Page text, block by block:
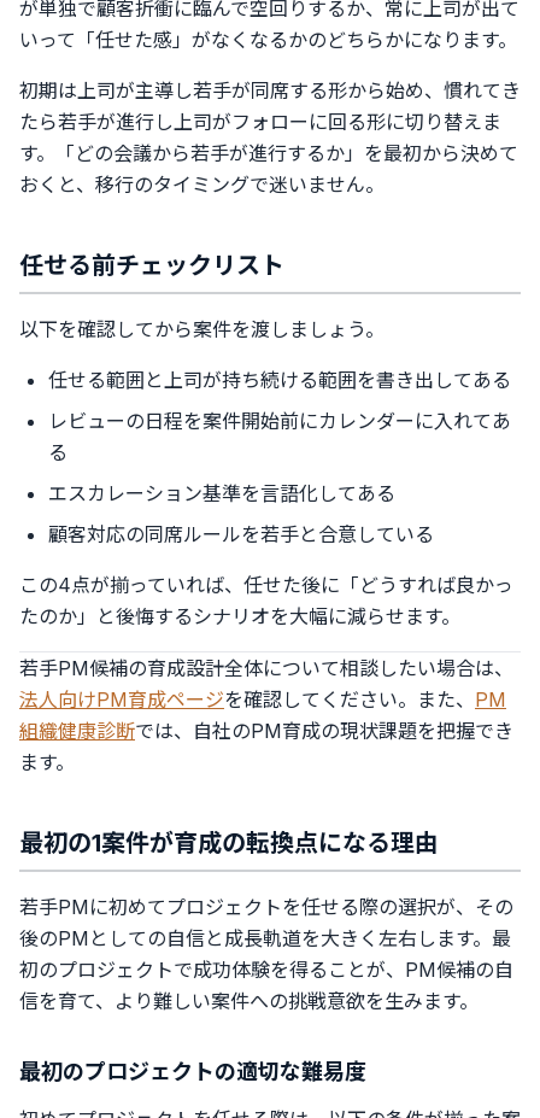
が単独で顧客折衝に臨んで空回りするか、常に上司が出て
いって「任せた感」がなくなるかのどちらかになります。
初期は上司が主導し若手が同席する形から始め、慣れてき
たら若手が進行し上司がフォローに回る形に切り替えま
す。「どの会議から若手が進行するか」を最初から決めて
おくと、移行のタイミングで迷いません。
任せる前チェックリスト
以下を確認してから案件を渡しましょう。
任せる範囲と上司が持ち続ける範囲を書き出してある
レビューの日程を案件開始前にカレンダーに入れてあ
る
エスカレーション基準を言語化してある
顧客対応の同席ルールを若手と合意している
この4点が揃っていれば、任せた後に「どうすれば良かっ
たのか」と後悔するシナリオを大幅に減らせます。
若手PM候補の育成設計全体について相談したい場合は、
法人向けPM育成ページを確認してください。また、 PM
組織健康診断では、自社のPM育成の現状課題を把握でき
ます。
最初の1案件が育成の転換点になる理由
若手PMに初めてプロジェクトを任せる際の選択が、その
後のPMとしての自信と成長軌道を大きく左右します。最
初のプロジェクトで成功体験を得ることが、PM候補の自
信を育て、より難しい案件への挑戦意欲を生みます。
最初のプロジェクトの適切な難易度